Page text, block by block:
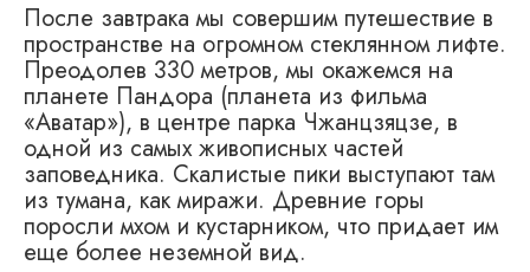
После завтрака мы совершим путешествие в
пространстве на огромном стеклянном лифте.
Преодолев 330 метров, мы окажемся на
планете Пандора (планета из фильма
«Аватар»), в центре парка Чжанцзяцзе, в
одной из самых живописных частей
заповедника. Скалистые пики выступают там
из тумана, как миражи. Древние горы
поросли мхом и кустарником, что придает им
еще более неземной вид.